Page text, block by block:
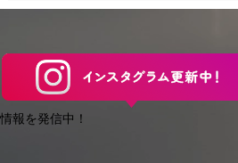
情報を発信中！